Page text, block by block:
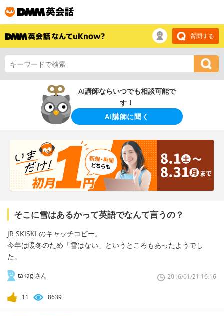
質問する
AI講師ならいつでも相談可能で
す！
AI講師に聞く
そこに雪はあるかって英語でなんて言うの？
JR SKISKI のキャッチコピー。
今年は暖冬のため「雪はない」というところもあったようでし
た。
takagiさん 2016/01/21 16:16
11 8639